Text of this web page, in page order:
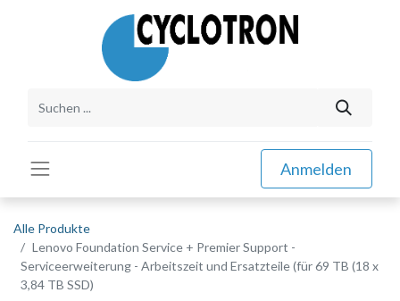
Anmelden
Alle Produkte
Lenovo Foundation Service + Premier Support -
Serviceerweiterung - Arbeitszeit und Ersatzteile (für 69 TB (18 x
3,84 TB SSD)